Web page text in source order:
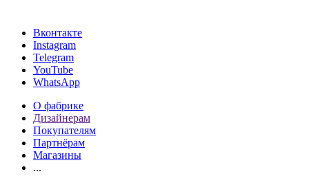
Вконтакте
Instagram
Telegram
YouTube
WhatsApp
О фабрике
Дизайнерам
Покупателям
Партнёрам
Магазины
...